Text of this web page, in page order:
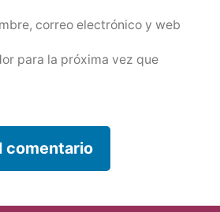
correo electrónico y web
para la próxima vez que